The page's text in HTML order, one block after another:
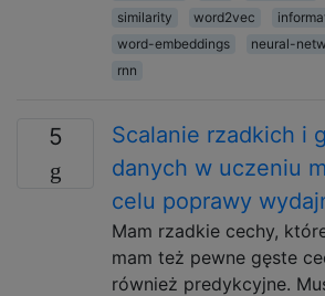
similarity
word2vec
word-embeddings
neural-
rnn
5
Scalanie rzadkich i
danych w uczeniu
celu poprawy
Mam rzadkie cechy,
mam też pewne gęste
również predykcyjne.